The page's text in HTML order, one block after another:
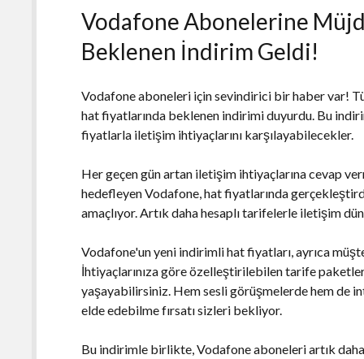
Vodafone Abonelerine
Beklenen İndirim Geldi!
Vodafone aboneleri için sevindirici bir haber var!
hat fiyatlarında beklenen indirimi duyurdu. Bu
fiyatlarla iletişim ihtiyaçlarını karşılayabilecekler.
Her geçen gün artan iletişim ihtiyaçlarına cevap
hedefleyen Vodafone, hat fiyatlarında
amaçlıyor. Artık daha hesaplı tarifelerle iletişim
Vodafone'un yeni indirimli hat fiyatları, ayrıca
İhtiyaçlarınıza göre özelleştirilebilen tarife
yaşayabilirsiniz. Hem sesli görüşmelerde hem de
elde edebilme fırsatı sizleri bekliyor.
Bu indirimle birlikte, Vodafone aboneleri artık